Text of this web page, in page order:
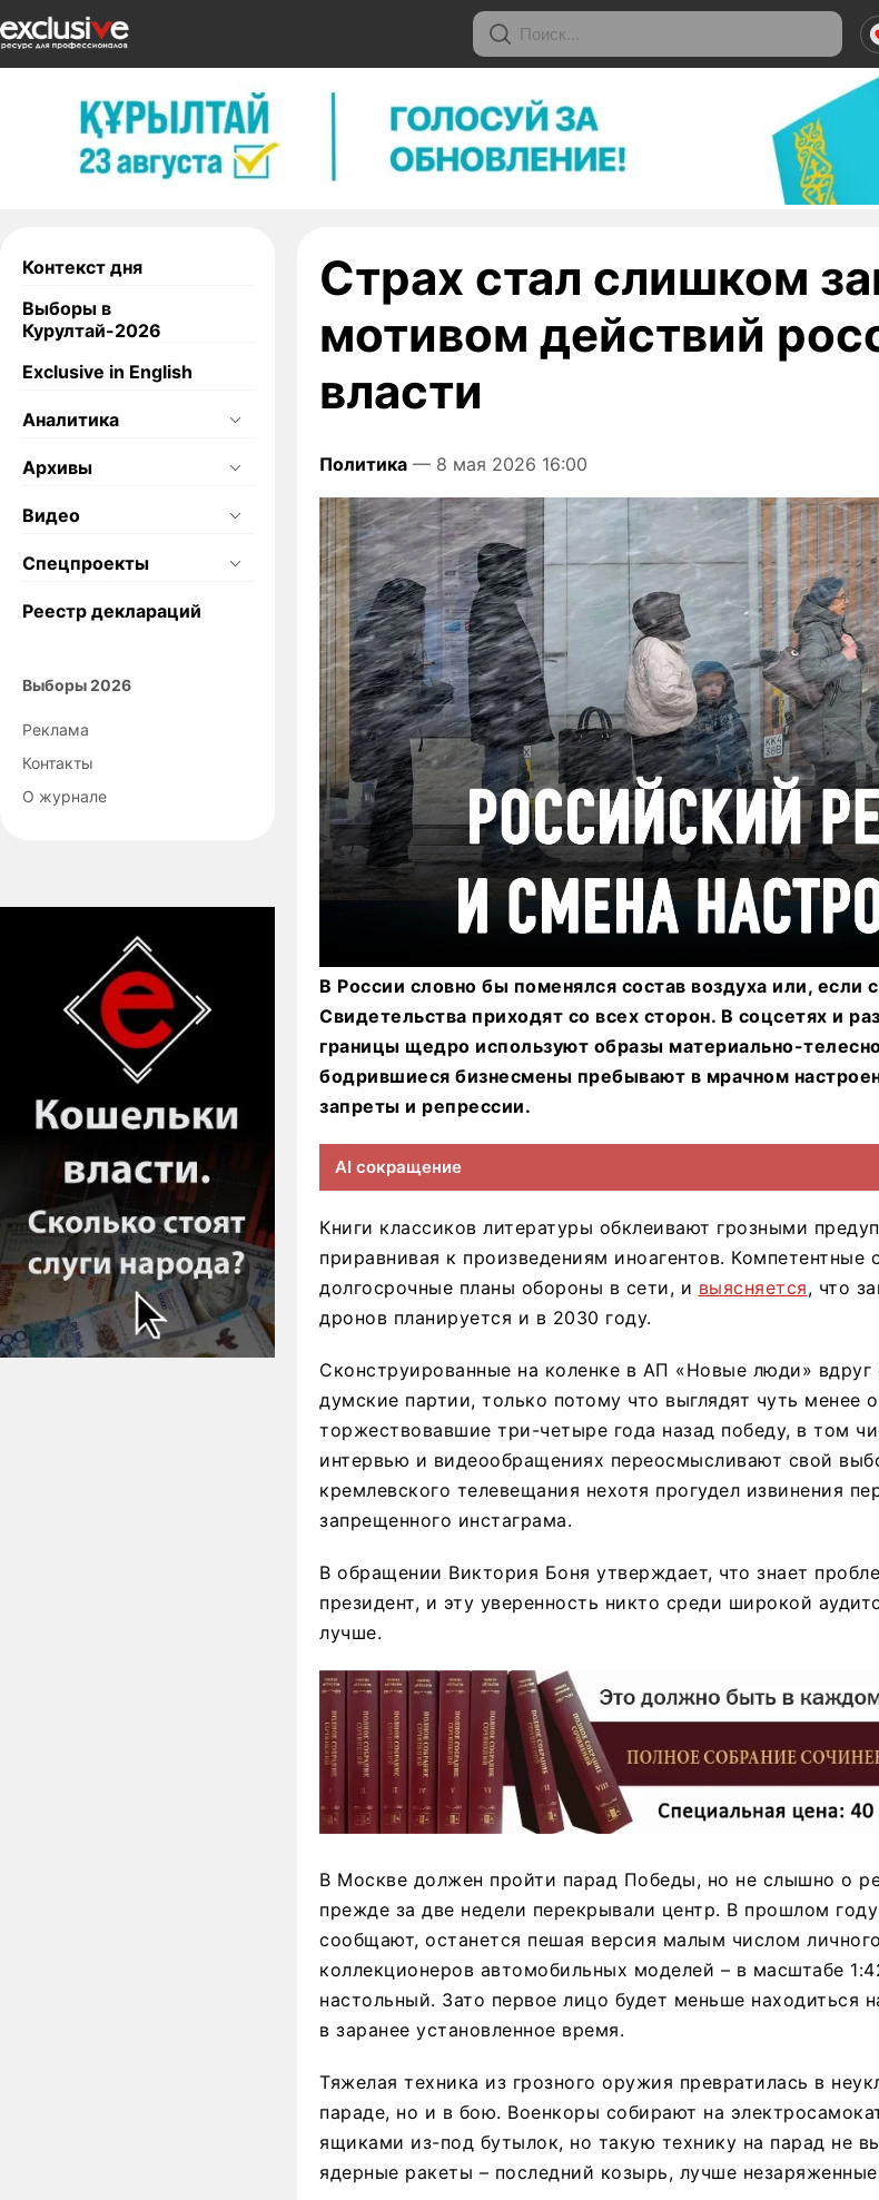
Контекст дня
Выборы в
Курултай-2026
Exclusive in English
Аналитика
Архивы
Видео
Спецпроекты
Реестр деклараций
Выборы 2026
Реклама
Контакты
О журнале
Страх стал слишком
мотивом действий
власти
Политика — 8 мая 2026 16:00
В России словно бы поменялся состав воздуха или, если
Свидетельства приходят со всех сторон. В соцсетях и
границы щедро используют образы материально-
бодрившиеся бизнесмены пребывают в мрачном
запреты и репрессии.
AI сокращение
Книги классиков литературы обклеивают грозными
приравнивая к произведениям иноагентов. Компетентные
долгосрочные планы обороны в сети, и выясняется, что
дронов планируется и в 2030 году.
Сконструированные на коленке в АП «Новые люди» вдруг
думские партии, только потому что выглядят чуть менее
торжествовавшие три-четыре года назад победу, в том
интервью и видеообращениях переосмысливают свой
кремлевского телевещания нехотя прогудел извинения
запрещенного инстаграма.
В обращении Виктория Боня утверждает, что знает
президент, и эту уверенность никто среди широкой
лучше.
В Москве должен пройти парад Победы, но не слышно о
прежде за две недели перекрывали центр. В прошлом
сообщают, останется пешая версия малым числом
коллекционеров автомобильных моделей – в масштабе
настольный. Зато первое лицо будет меньше находиться
в заранее установленное время.
Тяжелая техника из грозного оружия превратилась в
параде, но и в бою. Военкоры собирают на
ящиками из-под бутылок, но такую технику на парад не
ядерные ракеты – последний козырь, лучше